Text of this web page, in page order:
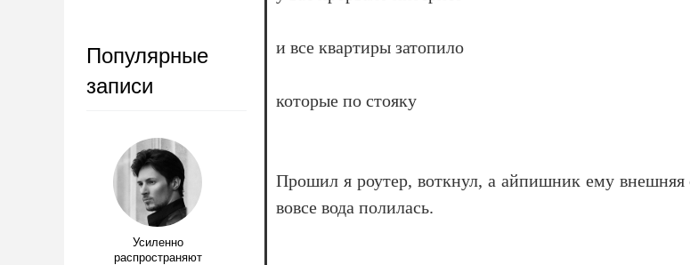
и все квартиры затопило
которые по стояку
Прошил я роутер, воткнул, а айпишник ему внешняя
вовсе вода полилась.
Популярные
записи
Усиленно
распространяют